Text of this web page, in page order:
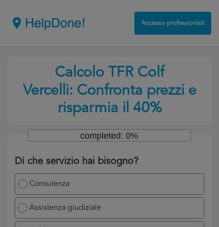
Accesso professionisti
Calcolo TFR Colf
Vercelli: Confronta prezzi e
risparmia il 40%
Di che servizio hai bisogno?
Consulenza
Assistenza giudiziale
completed: 0%